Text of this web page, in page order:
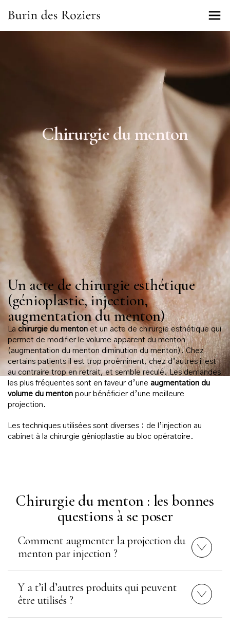
Chirurgie du menton
Un acte de chirurgie esthétique
(génioplastie, injection,
augmentation du menton)
La chirurgie du menton et un acte de chirurgie esthétique qui
permet de modifier le volume apparent du menton
(augmentation du menton diminution du menton). Chez
certains patients il est trop proéminent, chez d’autres il est
au contraire trop en retrait, et semble reculé. Les demandes
les plus fréquentes sont en faveur d’une augmentation du
volume du menton pour bénéficier d’une meilleure
projection.
Les techniques utilisées sont diverses : de l’injection au
cabinet à la chirurgie génioplastie au bloc opératoire.
Chirurgie du menton : les bonnes
questions à se poser
Comment augmenter la projection du
menton par injection ?
Y a t’il d’autres produits qui peuvent
être utilisés ?